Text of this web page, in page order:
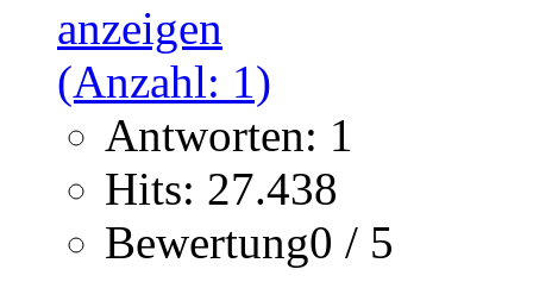
Antworten: 1
Hits: 27.438
Bewertung0 / 5